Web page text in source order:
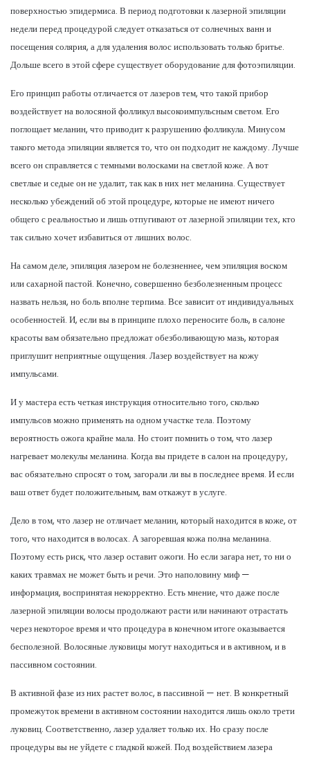
поверхностью эпидермиса. В период подготовки к лазерной эпиляции
недели перед процедурой следует отказаться от солнечных ванн и
посещения солярия, а для удаления волос использовать только бритье.
Дольше всего в этой сфере существует оборудование для фотоэпиляции.
Его принцип работы отличается от лазеров тем, что такой прибор
воздействует на волосяной фолликул высокоимпульсным светом. Его
поглощает меланин, что приводит к разрушению фолликула. Минусом
такого метода эпиляции является то, что он подходит не каждому. Лучше
всего он справляется с темными волосками на светлой коже. А вот
светлые и седые он не удалит, так как в них нет меланина. Существует
несколько убеждений об этой процедуре, которые не имеют ничего
общего с реальностью и лишь отпугивают от лазерной эпиляции тех, кто
так сильно хочет избавиться от лишних волос.
На самом деле, эпиляция лазером не болезненнее, чем эпиляция воском
или сахарной пастой. Конечно, совершенно безболезненным процесс
назвать нельзя, но боль вполне терпима. Все зависит от индивидуальных
особенностей. И, если вы в принципе плохо переносите боль, в салоне
красоты вам обязательно предложат обезболивающую мазь, которая
приглушит неприятные ощущения. Лазер воздействует на кожу
импульсами.
И у мастера есть четкая инструкция относительно того, сколько
импульсов можно применять на одном участке тела. Поэтому
вероятность ожога крайне мала. Но стоит помнить о том, что лазер
нагревает молекулы меланина. Когда вы придете в салон на процедуру,
вас обязательно спросят о том, загорали ли вы в последнее время. И если
ваш ответ будет положительным, вам откажут в услуге.
Дело в том, что лазер не отличает меланин, который находится в коже, от
того, что находится в волосах. А загоревшая кожа полна меланина.
Поэтому есть риск, что лазер оставит ожоги. Но если загара нет, то ни о
каких травмах не может быть и речи. Это наполовину миф —
информация, воспринятая некорректно. Есть мнение, что даже после
лазерной эпиляции волосы продолжают расти или начинают отрастать
через некоторое время и что процедура в конечном итоге оказывается
бесполезной. Волосяные луковицы могут находиться и в активном, и в
пассивном состоянии.
В активной фазе из них растет волос, в пассивной — нет. В конкретный
промежуток времени в активном состоянии находится лишь около трети
луковиц. Соответственно, лазер удаляет только их. Но сразу после
процедуры вы не уйдете с гладкой кожей. Под воздействием лазера